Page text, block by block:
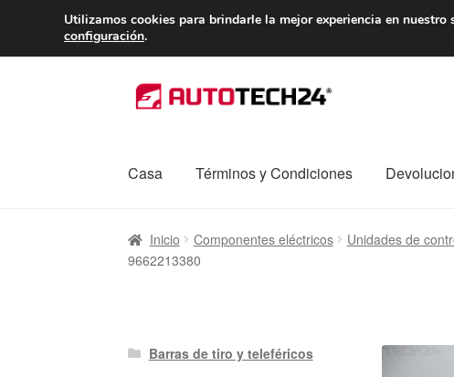
ENTREGA desde 7
Ir
a
Ir
al
Casa Términos y Condiciones
InicioCaja registradora Carro Contacto Envío al
Inicio Componentes eléctricos Unidades de
9662213380
Barras de tiro y teleféricos
Utilizamos cookies para brindarle la mejor experiencia en nuestro
configuración.